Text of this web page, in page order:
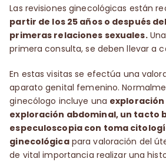
Las revisiones ginecológicas están
partir de los 25 años o después
primeras relaciones sexuales.
primera consulta, se deben llevar a
En estas visitas se efectúa una
aparato genital femenino.
ginecólogo incluye una
exploración abdominal, un tacto
especuloscopia con toma
ginecológicapara valoración del
de vital importancia realizar una